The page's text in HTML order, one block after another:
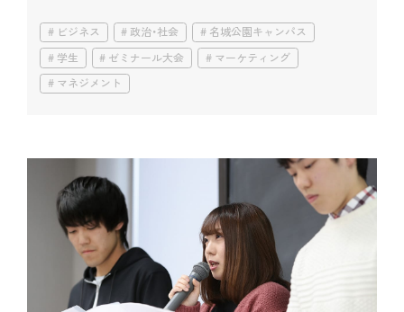
ビジネス 政治・社会
名城公園キャンパス
学生
ゼミナール大会
マーケティング
マネジメント